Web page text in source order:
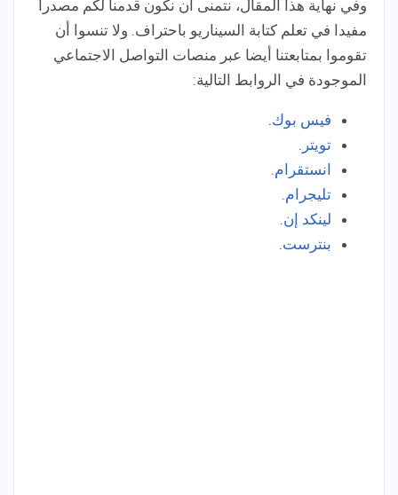
وفي نهاية هذا المقال، نتمنى أن نكون قدمنا لكم مصدرا
مفيدا في تعلم كتابة السيناريو باحتراف. ولا تنسوا أن
تقوموا بمتابعتنا أيضا عبر منصات التواصل الاجتماعي
الموجودة في الروابط التالية:
فيس بوك.
تويتر .
انستقرام.
تليجرام.
لينكد إن.
بنترست.